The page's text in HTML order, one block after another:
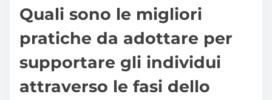
Quali sono le migliori
pratiche da adottare per
supportare gli individui
attraverso le fasi dello